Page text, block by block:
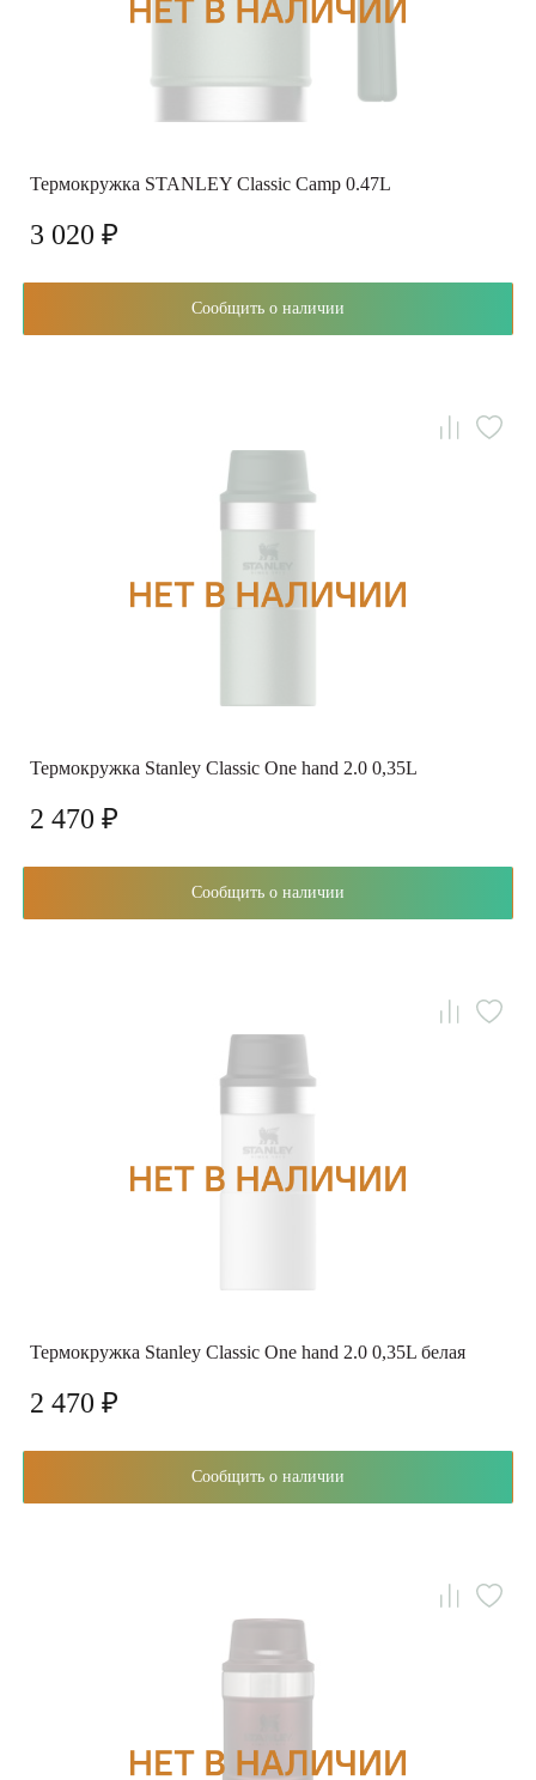
Термокружка STANLEY Classic Camp 0.47L
3 020 ₽
Сообщить о наличии
Термокружка Stanley Classic One hand 2.0 0,35L
2 470 ₽
Сообщить о наличии
Термокружка Stanley Classic One hand 2.0 0,35L белая
2 470 ₽
Сообщить о наличии